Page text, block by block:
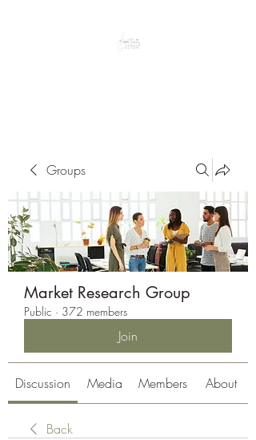
Groups
Market Research Group
Public · 372 members
Join
Discussion Media Members About
Back